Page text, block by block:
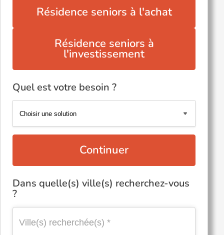
Résidence seniors à l'achat
Résidence seniors à
l'investissement
Quel est votre besoin ?
Continuer
Dans quelle(s) ville(s) recherchez-vous
?